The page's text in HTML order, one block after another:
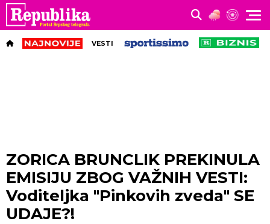
VESTI
ZORICA BRUNCLIK PREKINULA
EMISIJU ZBOG VAŽNIH VESTI:
Voditeljka "Pinkovih zveda" SE
UDAJE?!